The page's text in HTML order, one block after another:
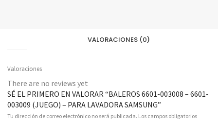
VALORACIONES (0)
Valoraciones
There are no reviews yet
SÉ EL PRIMERO EN VALORAR “BALEROS 6601-003008 – 6601-
003009 (JUEGO) – PARA LAVADORA SAMSUNG”
Tu dirección de correo electrónico no será publicada. Los campos obligatorios